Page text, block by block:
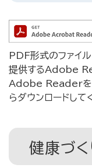
PDF形式のファイ
提供するAdobe
Adobe Readerを
らダウンロードして
健康づく